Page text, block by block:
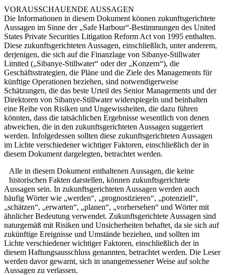
VORAUSSCHAUENDE AUSSAGEN
Die Informationen in diesem Dokument können zukunftsgerichtete
Aussagen im Sinne der „Safe Harbour“-Bestimmungen des United
States Private Securities Litigation Reform Act von 1995 enthalten.
Diese zukunftsgerichteten Aussagen, einschließlich, unter anderem,
derjenigen, die sich auf die Finanzlage von Sibanye-Stillwater
Limited („Sibanye-Stillwater“ oder der „Konzern“), die
Geschäftsstrategien, die Pläne und die Ziele des Managements für
künftige Operationen beziehen, sind notwendigerweise
Schätzungen, die das beste Urteil des Senior Managements und der
Direktoren von Sibanye-Stillwater widerspiegeln und beinhalten
eine Reihe von Risiken und Ungewissheiten, die dazu führen
könnten, dass die tatsächlichen Ergebnisse wesentlich von denen
abweichen, die in den zukunftsgerichteten Aussagen suggeriert
werden. Infolgedessen sollten diese zukunftsgerichteten Aussagen
im Lichte verschiedener wichtiger Faktoren, einschließlich der in
diesem Dokument dargelegten, betrachtet werden.
Alle in diesem Dokument enthaltenen Aussagen, die keine
historischen Fakten darstellen, können zukunftsgerichtete
Aussagen sein. In zukunftsgerichteten Aussagen werden auch
häufig Wörter wie „werden“, „prognostizieren“, „potenziell“,
„schätzen“, „erwarten“, „planen“, „vorhersehen“ und Wörter mit
ähnlicher Bedeutung verwendet. Zukunftsgerichtete Aussagen sind
naturgemäß mit Risiken und Unsicherheiten behaftet, da sie sich auf
zukünftige Ereignisse und Umstände beziehen, und sollten im
Lichte verschiedener wichtiger Faktoren, einschließlich der in
diesem Haftungsausschluss genannten, betrachtet werden. Die Leser
werden davor gewarnt, sich in unangemessener Weise auf solche
Aussagen zu verlassen.